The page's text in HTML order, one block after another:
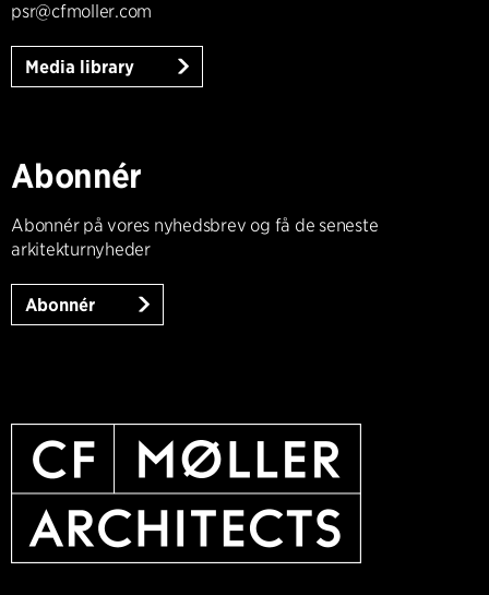
psr@cfmoller.com
Media library
Abonnér
Abonnér på vores nyhedsbrev og få de seneste
arkitekturnyheder
Abonnér